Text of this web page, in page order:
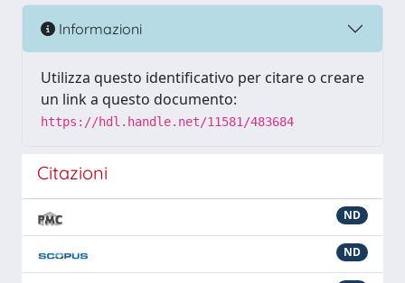
Informazioni
Utilizza questo identificativo per citare o creare
un link a questo documento:
https://hdl.handle.net/11581/483684
Citazioni
ND
ND